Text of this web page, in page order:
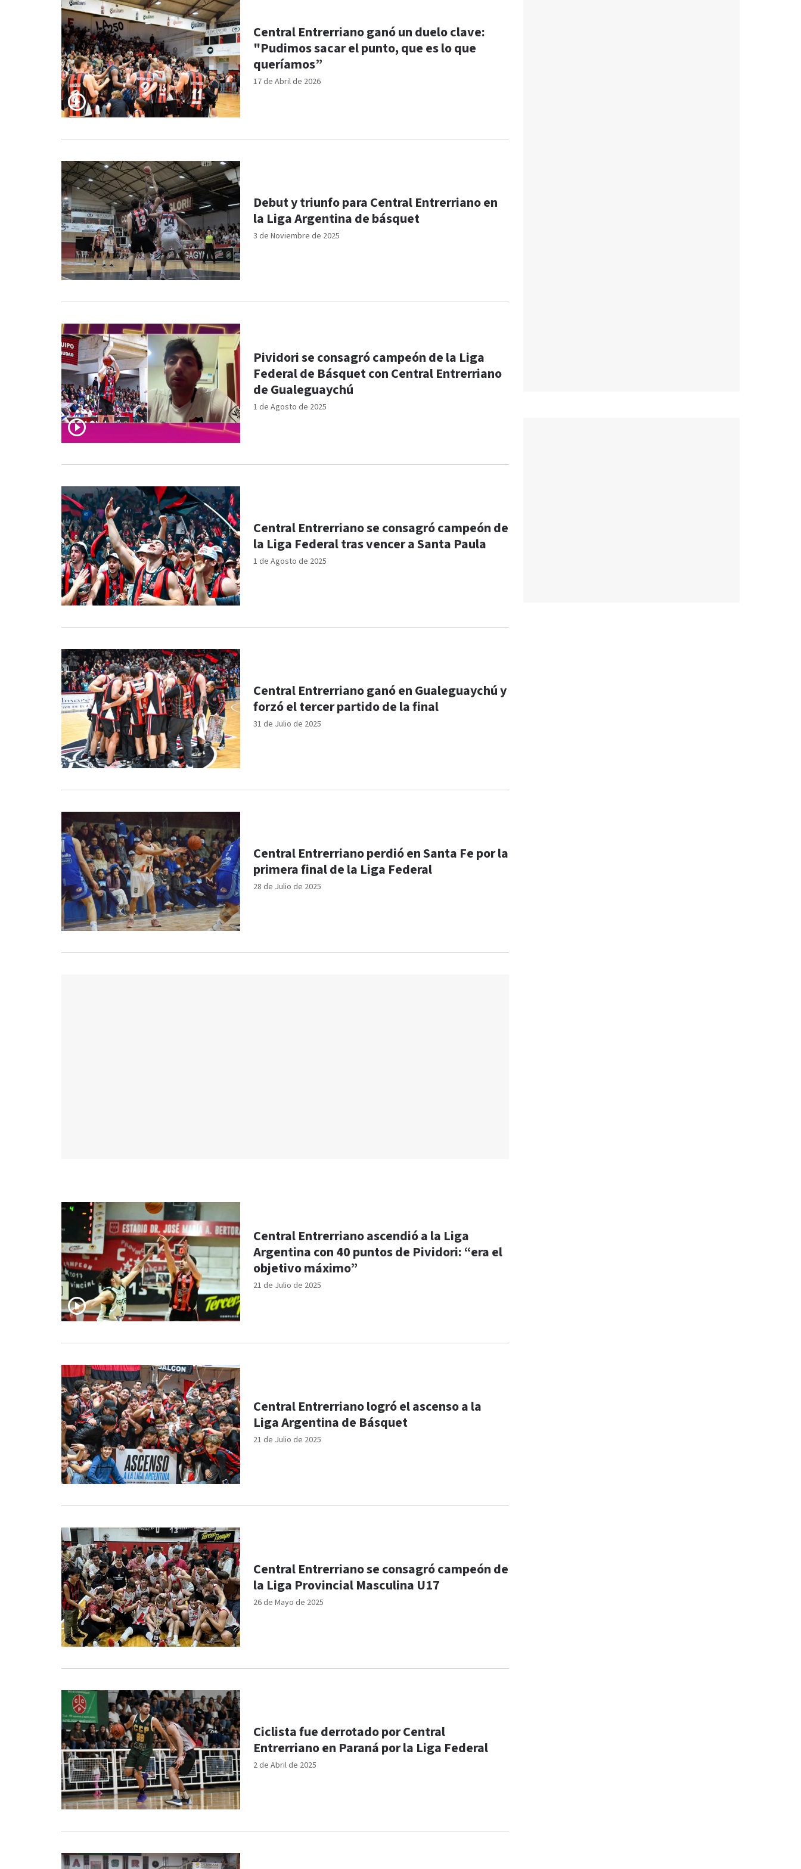
17 de Abril de 2026
Central Entrerriano ganó un duelo clave:
"Pudimos sacar el punto, que es lo que
queríamos”
3 de Noviembre de 2025
Debut y triunfo para Central Entrerriano en
la Liga Argentina de básquet
1 de Agosto de 2025
Pividori se consagró campeón de la Liga
Federal de Básquet con Central Entrerriano
de Gualeguaychú
1 de Agosto de 2025
Central Entrerriano se consagró campeón de
la Liga Federal tras vencer a Santa Paula
31 de Julio de 2025
Central Entrerriano ganó en Gualeguaychú y
forzó el tercer partido de la final
28 de Julio de 2025
Central Entrerriano perdió en Santa Fe por la
primera final de la Liga Federal
21 de Julio de 2025
Central Entrerriano ascendió a la Liga
Argentina con 40 puntos de Pividori: “era el
objetivo máximo”
21 de Julio de 2025
Central Entrerriano logró el ascenso a la
Liga Argentina de Básquet
26 de Mayo de 2025
Central Entrerriano se consagró campeón de
la Liga Provincial Masculina U17
2 de Abril de 2025
Ciclista fue derrotado por Central
Entrerriano en Paraná por la Liga Federal